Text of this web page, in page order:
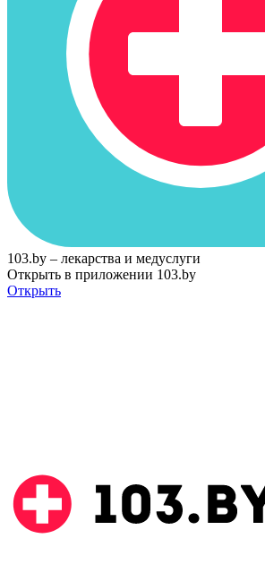
103.by – лекарства и медуслуги
Открыть в приложении 103.by
Открыть